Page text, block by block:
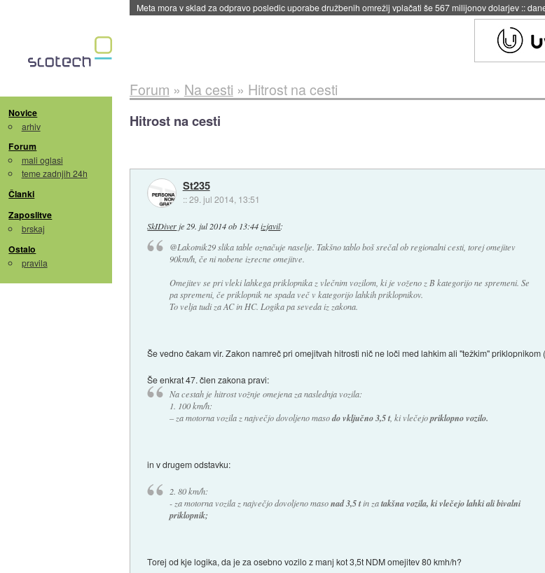
ByteDance trenira največji model umetne inteligence doslej::včeraj ob 21:37
Novice
arhiv
Forum
mali oglasi
teme zadnjih 24h
Članki
Zaposlitve
brskaj
Ostalo
pravila
Forum » Na cesti » Hitrost na cesti
Hitrost na cesti
St235
::29. jul 2014, 13:51
SkIDiver je 29. jul 2014 ob 13:44 izjavil:
@Lakotnik29 slika table označuje naselje. Takšno tablo boš srečal ob regionalni cesti, torej omejitev
90km/h, če ni nobene izrecne omejitve.
Omejitev se pri vleki lahkega priklopnika z vlečnim vozilom, ki je voženo z B kategorijo ne spremeni. Se
pa spremeni, če priklopnik ne spada več v kategorijo lahkih priklopnikov.
To velja tudi za AC in HC. Logika pa seveda iz zakona.
Še vedno čakam vir. Zakon namreč pri omejitvah hitrosti nič ne loči med lahkim ali "težkim"
Še enkrat 47. člen zakona pravi:
Na cestah je hitrost vožnje omejena za naslednja vozila:
1. 100 km/h:
– za motorna vozila z največjo dovoljeno masodo vključno 3,5 t, ki vlečejopriklopno vozilo.
in v drugem odstavku:
2. 80 km/h:
- za motorna vozila z največjo dovoljeno masonad 3,5 tin zatakšna vozila, ki vlečejo lahki ali bivalni
priklopnik;
Torej od kje logika, da je za osebno vozilo z manj kot 3,5t NDM omejitev 80 kmh/h?